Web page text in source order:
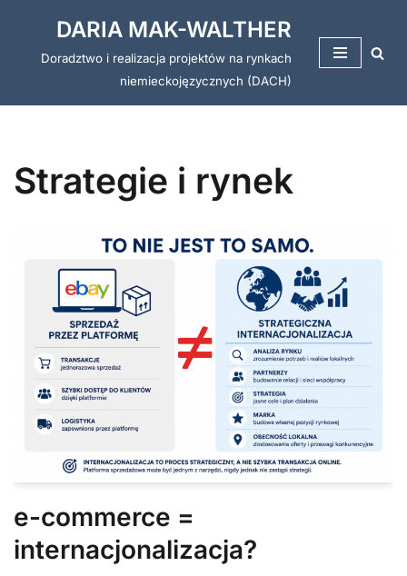
Przejdź
DARIA MAK-WALTHER
Doradztwo i realizacja projektów na rynkach
niemieckojęzycznych (DACH)
Strategie i rynek
e-commerce =
internacjonalizacja?